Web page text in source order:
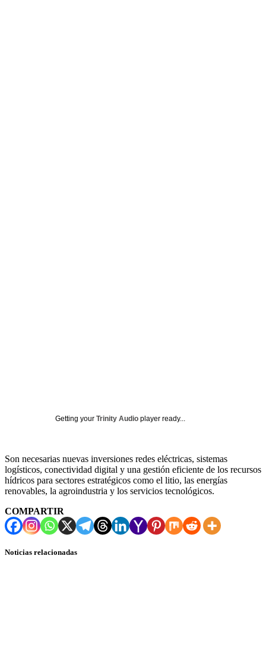
Getting your Trinity Audio player ready...
Son necesarias nuevas inversiones redes eléctricas, sistemas
logísticos, conectividad digital y una gestión eficiente de los recursos
hídricos para sectores estratégicos como el litio, las energías
renovables, la agroindustria y los servicios tecnológicos.
COMPARTIR
Noticias relacionadas